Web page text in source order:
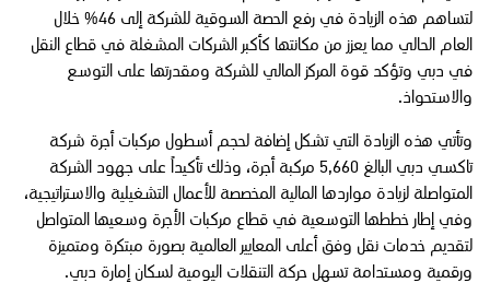
لتساهم هذه الزيادة في رفع الحصة السوقية للشركة إلى 46% خلال
العام الحالي مما يعزز من مكانتها كأكبر الشركات المشغلة في قطاع النقل
في دبي وتؤكد قوة المركز المالي للشركة ومقدرتها على التوسع
والاستحواذ.
وتأتي هذه الزيادة التي تشكل إضافة لحجم أسطول مركبات أجرة شركة
تاكسي دبي البالغ 5,660 مركبة أجرة، وذلك تأكيداً على جهود الشركة
المتواصلة لزيادة مواردها المالية المخصصة للأعمال التشغيلية والاستراتيجية،
وفي إطار خططها التوسعية في قطاع مركبات الأجرة وسعيها المتواصل
لتقديم خدمات نقل وفق أعلى المعايير العالمية بصورة مبتكرة ومتميزة
ورقمية ومستدامة تسهل حركة التنقلات اليومية لسكان إمارة دبي.